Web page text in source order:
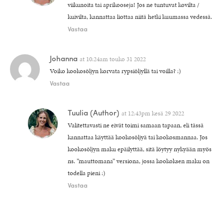
viikunoita tai aprikooseja! Jos ne tuntuvat kovilta /
kuivilta, kannattaa liottaa niitä hetki kuumassa vedessä.
Vastaa
Johanna at 10:24am touko 31 2022
Voiko kookosöljyn korvata rypsiöljyllä tai voilla? :)
Vastaa
Tuulia (Author) at 12:43pm kesä 29 2022
Valitettavasti ne eivät toimi samaan tapaan, eli tässä
kannattaa käyttää kookosöljyä tai kookosmannaa. Jos
kookosöljyn maku epäilyttää, sitä löytyy nykyään myös
ns. ”mauttomana” versiona, jossa kookoksen maku on
todella pieni :)
Vastaa